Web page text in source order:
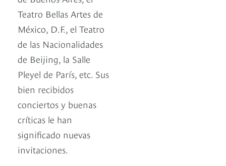
Teatro Bellas Artes de
México, D.F., el Teatro
de las Nacionalidades
de Beijing, la Salle
Pleyel de París, etc. Sus
bien recibidos
conciertos y buenas
críticas le han
significado nuevas
invitaciones.